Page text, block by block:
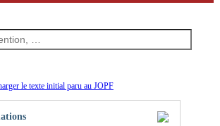
le texte initial paru au JOPF